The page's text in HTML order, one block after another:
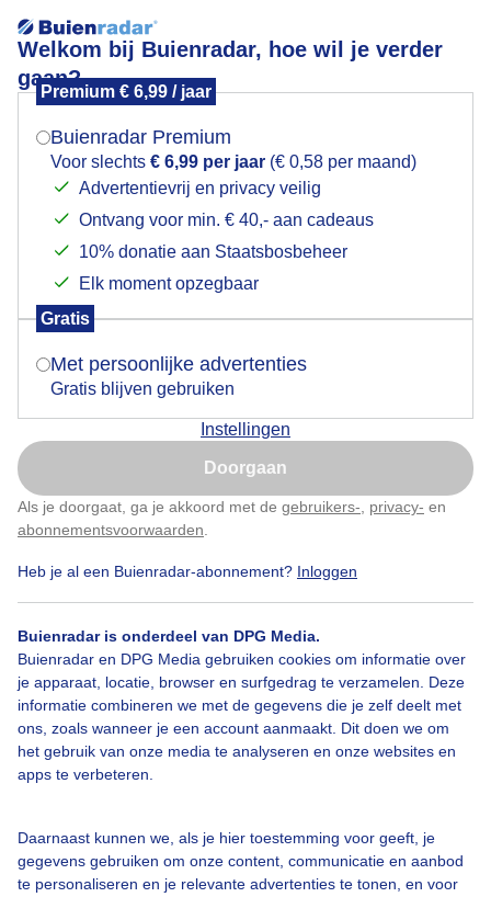
Welkom bij Buienradar, hoe wil je verder
gaan?
Premium € 6,99 / jaar
Buienradar Premium
Voor slechts € 6,99 per jaar (€ 0,58 per maand)
Advertentievrij en privacy veilig
Ontvang voor min. € 40,- aan cadeaus
10% donatie aan Staatsbosbeheer
Elk moment opzegbaar
Gratis
Met persoonlijke advertenties
Gratis blijven gebruiken
Instellingen
Doorgaan
Als je doorgaat, ga je akkoord met de gebruikers- privacy- en
abonnementsvoorwaarden
Heb je al een Buienradar-abonnement? Inloggen
Buienradar is onderdeel van DPG Media.
Buienradar en DPG Media gebruiken cookies om informatie over
je apparaat, locatie, browser en surfgedrag te verzamelen. Deze
informatie combineren we met de gegevens die je zelf deelt met
ons, zoals wanneer je een account aanmaakt. Dit doen we om
het gebruik van onze media te analyseren en onze websites en
apps te verbeteren.
Daarnaast kunnen we, als je hier toestemming voor geeft, je
gegevens gebruiken om onze content, communicatie en aanbod
te personaliseren en je relevante advertenties te tonen, en voor
Beetje wisselvallig weer
Door: ria brasser Gemaakt: 17-11-2025, 37x bekeken
Stevigewind Opklaringen Afentoebui
Bekijk slideshow
Mogen we je locatie gebruiken voor het
Indien je hier nog geen akkoord op hebt gegeven,
verschijnt er zo een pop-up uit je browser waarin
Is goed, toon de popup
Nu niet, misschien later
Klik hierom dit aan te passen